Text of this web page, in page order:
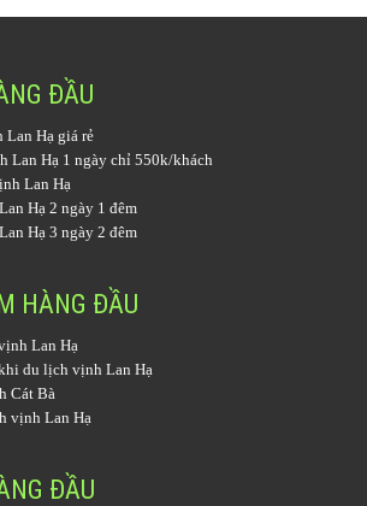
ĐẦU
Lan Hạgiá rẻ
Lan Hạ 1 ngày chỉ 550k/khách
Lan Hạ
Hạ 2 ngày 1 đêm
Hạ 3 ngày 2 đêm
HÀNG ĐẦU
Lan Hạ
du lịch vịnh Lan Hạ
Cát Bà
vịnh Lan Hạ
ĐẦU